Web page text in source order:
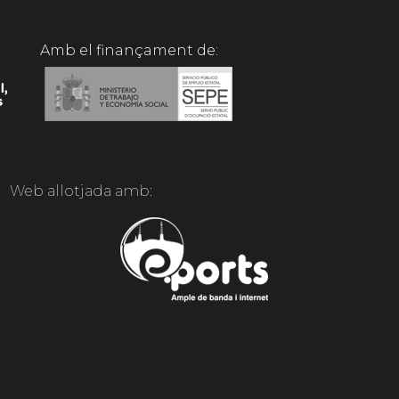
Amb el finançament de:
Web allotjada amb: